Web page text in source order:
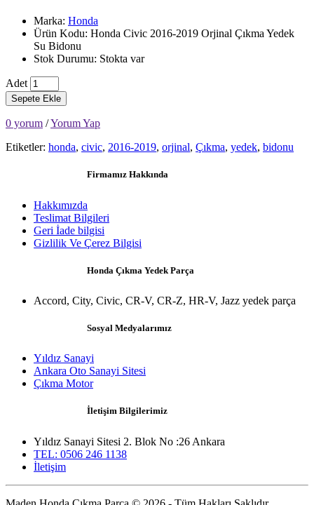
Marka: Honda
Ürün Kodu: Honda Civic 2016-2019 Orjinal Çıkma Yedek
Su Bidonu
Stok Durumu: Stokta var
Adet
Sepete Ekle
0 yorum /Yorum Yap
Etiketler: honda, civic, 2016-2019, orjinal, Çıkma, yedek, bidonu
Firmamız Hakkında
Hakkımızda
Teslimat Bilgileri
Geri İade bilgisi
Gizlilik Ve Çerez Bilgisi
Honda Çıkma Yedek Parça
Accord, City, Civic, CR-V, CR-Z, HR-V, Jazz yedek parça
Sosyal Medyalarımız
Yıldız Sanayi
Ankara Oto Sanayi Sitesi
Çıkma Motor
İletişim Bilgilerimiz
Yıldız Sanayi Sitesi 2. Blok No :26 Ankara
TEL: 0506 246 1138
İletişim